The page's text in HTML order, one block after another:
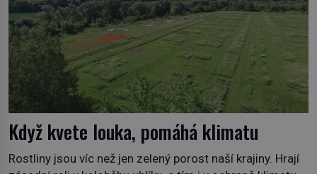
Když kvete louka, pomáhá klimatu
Rostliny jsou víc než jen zelený porost naší krajiny. Hrají